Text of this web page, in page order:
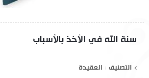
سنة الله في الأخذ بالأسباب
التصنيف : العقيدة